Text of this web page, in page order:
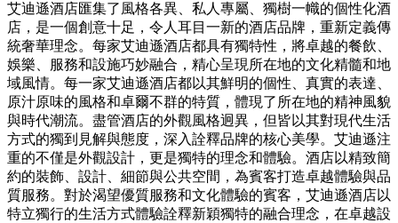
艾迪遜酒店匯集了風格各異、私人專屬、獨樹一幟的個性化酒
店，是一個創意十足，令人耳目一新的酒店品牌，重新定義傳
統奢華理念。每家艾迪遜酒店都具有獨特性，將卓越的餐飲、
娛樂、服務和設施巧妙融合，精心呈現所在地的文化精髓和地
域風情。每一家艾迪遜酒店都以其鮮明的個性、真實的表達、
原汁原味的風格和卓爾不群的特質，體現了所在地的精神風貌
與時代潮流。盡管酒店的外觀風格迥異，但皆以其對現代生活
方式的獨到見解與態度，深入詮釋品牌的核心美學。艾迪遜注
重的不僅是外觀設計，更是獨特的理念和體驗。酒店以精致簡
約的裝飾、設計、細節與公共空間，為賓客打造卓越體驗與品
質服務。對於渴望優質服務和文化體驗的賓客，艾迪遜酒店以
特立獨行的生活方式體驗詮釋新穎獨特的融合理念，在卓越設